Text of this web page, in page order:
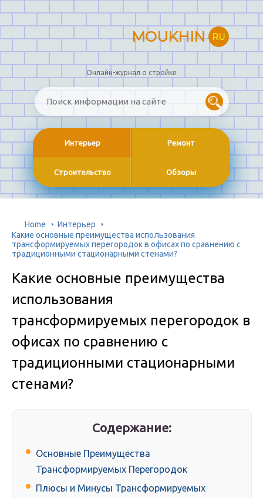
MOUKHIN RU
Онлайн-журнал о стройке
Интерьер Ремонт
Строительство Обзоры
Home
Интерьер
Какие основные преимущества использования
трансформируемых перегородок в офисах по сравнению с
традиционными стационарными стенами?
Какие основные преимущества
использования
трансформируемых перегородок в
офисах по сравнению с
традиционными стационарными
стенами?
Содержание:
Основные Преимущества
Трансформируемых Перегородок
Плюсы и Минусы Трансформируемых